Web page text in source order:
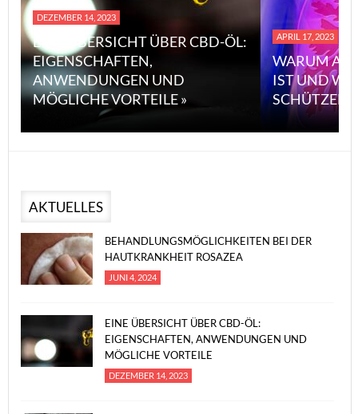
DEZEMBER 14, 2023
EINE ÜBERSICHT ÜBER CBD-ÖL:
EIGENSCHAFTEN,
ANWENDUNGEN UND
MÖGLICHE VORTEILE »
APRIL 17, 2023
WARUM
IST UND
SCHÜTZEN
AKTUELLES
BEHANDLUNGSMÖGLICHKEITEN BEI DER
HAUTKRANKHEIT ROSAZEA
JUNI 4, 2024
EINE ÜBERSICHT ÜBER CBD-ÖL:
EIGENSCHAFTEN, ANWENDUNGEN UND
MÖGLICHE VORTEILE
DEZEMBER 14, 2023